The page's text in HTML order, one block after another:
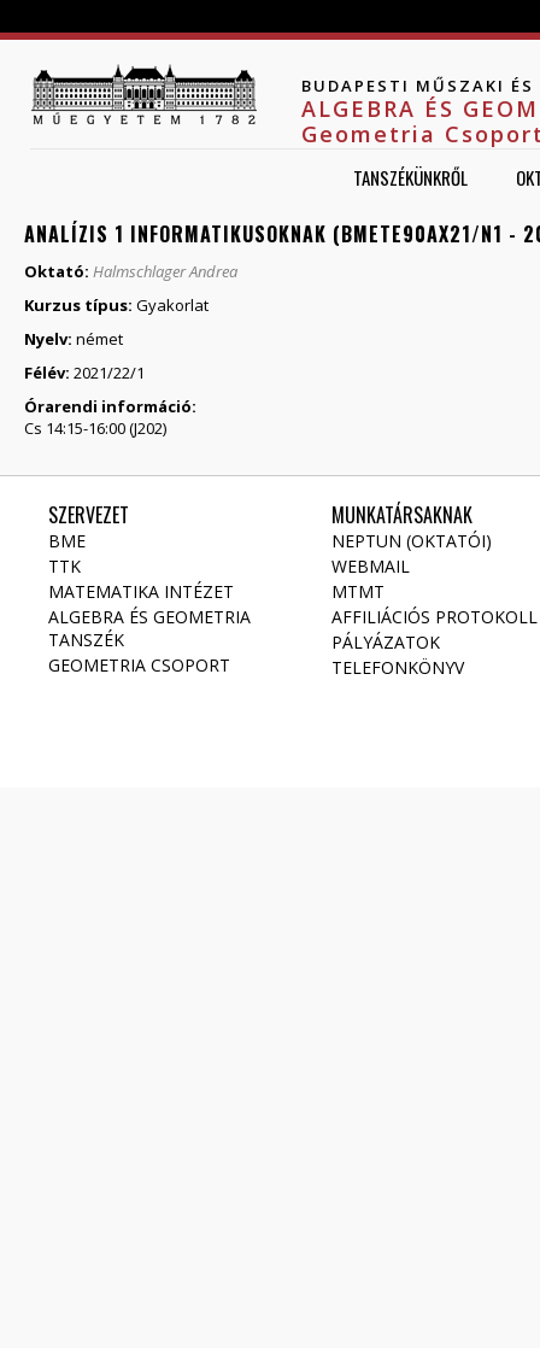
BUDAPESTI MŰSZAKI
ALGEBRA ÉS
Geometria
TANSZÉKÜNKRŐL
ANALÍZIS 1 INFORMATIKUSOKNAK (BMETE90AX21/N1 -
Oktató: Halmschlager Andrea
Kurzus típus: Gyakorlat
Nyelv: német
Félév: 2021/22/1
Órarendi információ:
Cs 14:15-16:00 (J202)
SZERVEZET
BME
TTK
MATEMATIKA INTÉZET
ALGEBRA ÉS GEOMETRIA
TANSZÉK
GEOMETRIA CSOPORT
MUNKATÁRSAKNAK
NEPTUN (OKTATÓI)
WEBMAIL
MTMT
AFFILIÁCIÓS PROTOKOLL
PÁLYÁZATOK
TELEFONKÖNYV